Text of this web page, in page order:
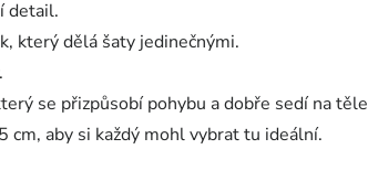
detail.
který dělá šaty jedinečnými.
se přizpůsobí pohybu a dobře sedí na těle
cm, aby si každý mohl vybrat tu ideální.